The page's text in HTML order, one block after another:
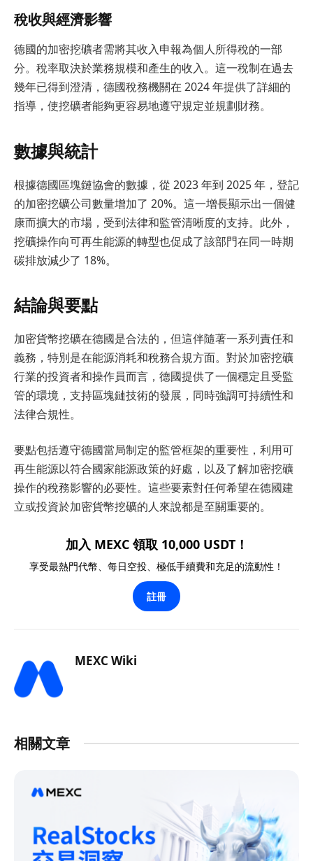
稅收與經濟影響
德國的加密挖礦者需將其收入申報為個人所得稅的一部
分。稅率取決於業務規模和產生的收入。這一稅制在過去
幾年已得到澄清，德國稅務機關在 2024 年提供了詳細的
指導，使挖礦者能夠更容易地遵守規定並規劃財務。
數據與統計
根據德國區塊鏈協會的數據，從 2023 年到 2025 年，登記
的加密挖礦公司數量增加了 20%。這一增長顯示出一個健
康而擴大的市場，受到法律和監管清晰度的支持。此外，
挖礦操作向可再生能源的轉型也促成了該部門在同一時期
碳排放減少了 18%。
結論與要點
加密貨幣挖礦在德國是合法的，但這伴隨著一系列責任和
義務，特別是在能源消耗和稅務合規方面。對於加密挖礦
行業的投資者和操作員而言，德國提供了一個穩定且受監
管的環境，支持區塊鏈技術的發展，同時強調可持續性和
法律合規性。
要點包括遵守德國當局制定的監管框架的重要性，利用可
再生能源以符合國家能源政策的好處，以及了解加密挖礦
操作的稅務影響的必要性。這些要素對任何希望在德國建
立或投資於加密貨幣挖礦的人來說都是至關重要的。
加入 MEXC 領取 10,000 USDT！
享受最熱門代幣、每日空投、極低手續費和充足的流動性！
註冊
MEXC Wiki
相關文章